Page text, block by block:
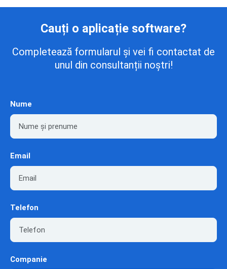
Cauți o aplicație software?
Completează formularul și vei fi contactat de
unul din consultanții noștri!
Nume
Email
Telefon
Companie